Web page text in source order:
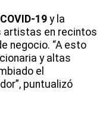
COVID-19 y la
artistas en recintos
negocio. “A esto
y altas
el
puntualizó